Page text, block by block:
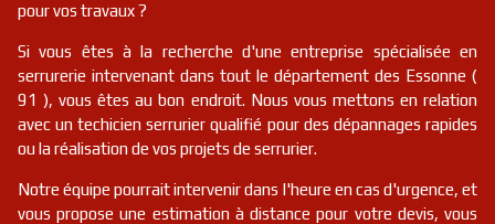
pour vos travaux ?
Si vous êtes à la recherche d'une entreprise spécialisée en
serrurerie intervenant dans tout le département des Essonne (
91 ), vous êtes au bon endroit. Nous vous mettons en relation
avec un techicien serrurier qualifié pour des dépannages rapides
ou la réalisation de vos projets de serrurier.
Notre équipe pourrait intervenir dans l'heure en cas d'urgence, et
vous propose une estimation à distance pour votre devis, vous